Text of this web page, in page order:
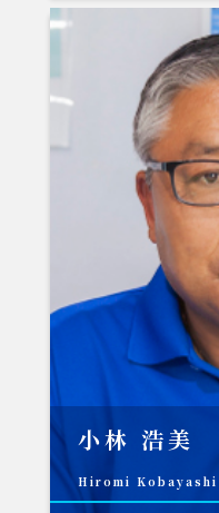
小林 浩美
Hiromi Kobayashi